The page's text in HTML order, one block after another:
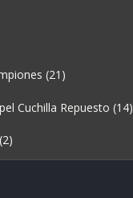
(21)
Cuchilla Repuesto (14)
(2)